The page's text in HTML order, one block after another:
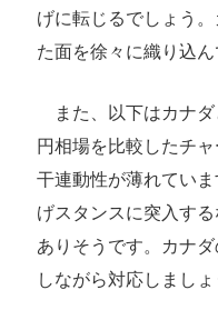
げに転じるでしょう
た面を徐々に織り込
また、以下はカナダ
円相場を比較したチ
干連動性が薄れてい
げスタンスに突入す
ありそうです。カナ
しながら対応しまし